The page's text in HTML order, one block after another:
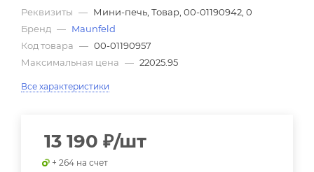
Реквизиты — Мини-печь, Товар, 00-01190942, 0
Бренд — Maunfeld
Код товара — 00-01190957
Максимальная цена — 22025.95
Все характеристики
13 190 ₽/шт
+ 264 на счет